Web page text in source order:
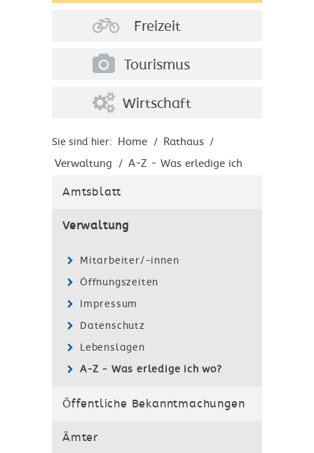
Freizeit
Tourismus
Wirtschaft
Sie sind hier: Home / Rathaus /
Verwaltung / A-Z - Was erledige ich
Amtsblatt
Verwaltung
Mitarbeiter/-innen
Öffnungszeiten
Impressum
Datenschutz
Lebenslagen
A-Z - Was erledige ich wo?
Öffentliche Bekanntmachungen
Ämter